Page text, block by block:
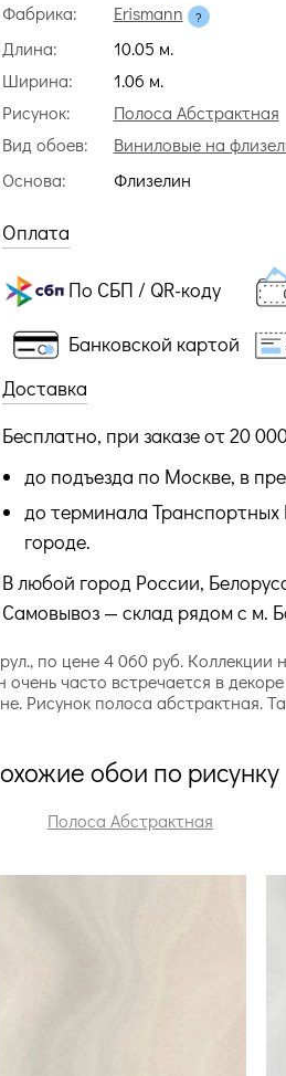
Фабрика:
Erismann
Длина:
10.05 м.
Ширина:
1.06 м.
Рисунок:
Полоса Абстрактная
Вид обоев:
Виниловые на
Основа:
Флизелин
Оплата
По СБП / QR-коду
Банковской картой
Доставка
Бесплатно, при заказе от 20
до подъезда по Москве, в
до терминала
городе.
В любой город России,
Самовывоз — склад рядом с м.
по цене 4 060 руб.
часто встречается в
Рисунок полоса абстрактная.
обои по рисунку
Полоса Абстрактная